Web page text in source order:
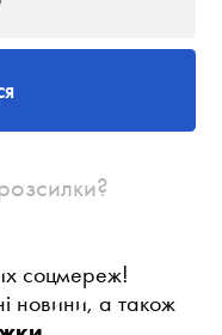
соцмереж!
новини, а також